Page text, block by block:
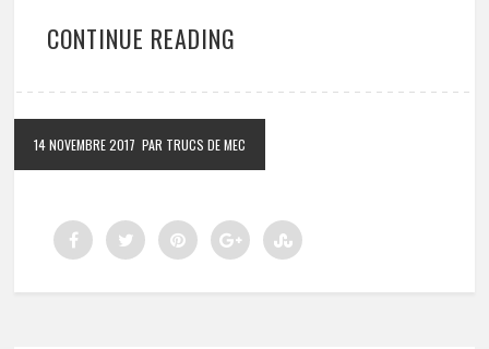
CONTINUE READING
14 NOVEMBRE 2017 PAR TRUCS DE MEC